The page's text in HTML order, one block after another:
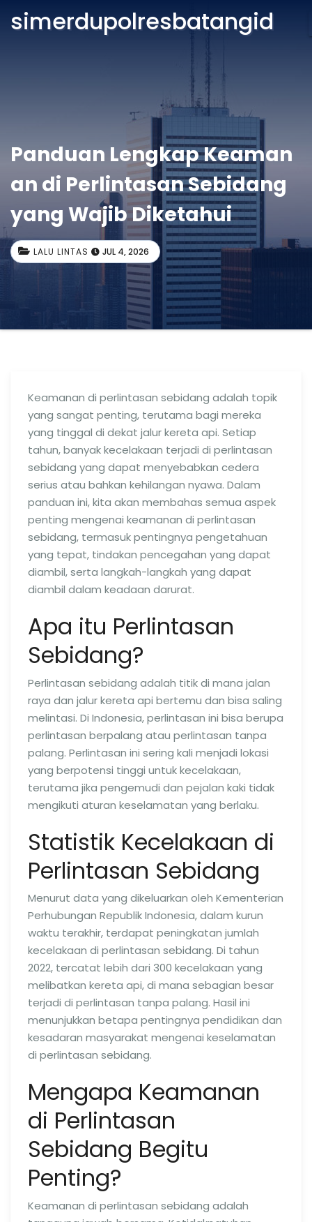
simerdupolresbatangid
Panduan Lengkap Keaman
an di Perlintasan Sebidang
yang Wajib Diketahui
LALU LINTAS JUL 4, 2026
Keamanan di perlintasan sebidang adalah topik
yang sangat penting, terutama bagi mereka
yang tinggal di dekat jalur kereta api. Setiap
tahun, banyak kecelakaan terjadi di perlintasan
sebidang yang dapat menyebabkan cedera
serius atau bahkan kehilangan nyawa. Dalam
panduan ini, kita akan membahas semua aspek
penting mengenai keamanan di perlintasan
sebidang, termasuk pentingnya pengetahuan
yang tepat, tindakan pencegahan yang dapat
diambil, serta langkah-langkah yang dapat
diambil dalam keadaan darurat.
Apa itu Perlintasan
Sebidang?
Perlintasan sebidang adalah titik di mana jalan
raya dan jalur kereta api bertemu dan bisa saling
melintasi. Di Indonesia, perlintasan ini bisa berupa
perlintasan berpalang atau perlintasan tanpa
palang. Perlintasan ini sering kali menjadi lokasi
yang berpotensi tinggi untuk kecelakaan,
terutama jika pengemudi dan pejalan kaki tidak
mengikuti aturan keselamatan yang berlaku.
Statistik Kecelakaan di
Perlintasan Sebidang
Menurut data yang dikeluarkan oleh Kementerian
Perhubungan Republik Indonesia, dalam kurun
waktu terakhir, terdapat peningkatan jumlah
kecelakaan di perlintasan sebidang. Di tahun
2022, tercatat lebih dari 300 kecelakaan yang
melibatkan kereta api, di mana sebagian besar
terjadi di perlintasan tanpa palang. Hasil ini
menunjukkan betapa pentingnya pendidikan dan
kesadaran masyarakat mengenai keselamatan
di perlintasan sebidang.
Mengapa Keamanan
di Perlintasan
Sebidang Begitu
Penting?
Keamanan di perlintasan sebidang adalah